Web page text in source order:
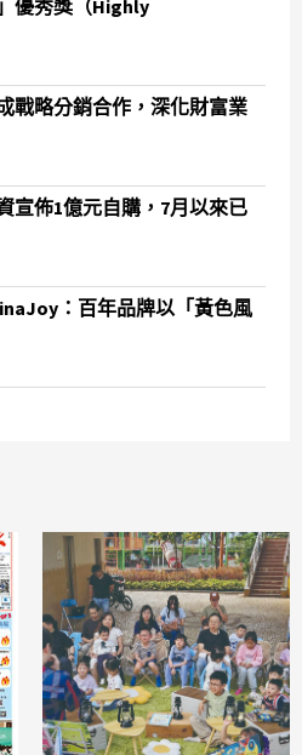
優秀獎（Highly
戰略分銷合作，深化財富業
宣佈1億元自購，7月以來已
：百年品牌以「黃色風